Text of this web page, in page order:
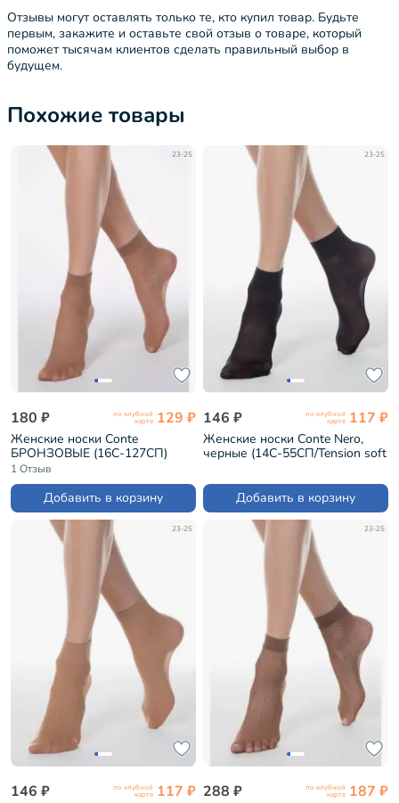
Отзывы могут оставлять только те, кто купил товар. Будьте
первым, закажите и оставьте свой отзыв о товаре, который
поможет тысячам клиентов сделать правильный выбор в
будущем.
Похожие товары
23-25
180 ₽ по клубной
карте 129 ₽
Женские носки Conte
БРОНЗОВЫЕ (16С-127СП)
1 Отзыв
Добавить в корзину
23-25
146 ₽ по клубной
карте 117 ₽
Женские носки Conte Nero,
черные (14С-55СП/Tension soft
Добавить в корзину
23-25
146 ₽ по клубной
карте 117 ₽
23-25
288 ₽ по клубной
карте 187 ₽